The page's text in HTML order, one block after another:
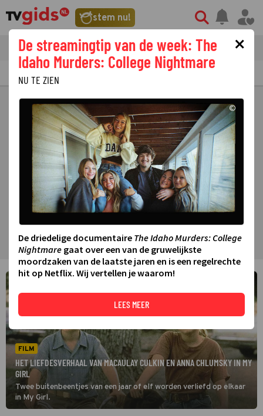
stem nu!
tvgids streaming nieuws
PRIMETIME GEMIST
FILM
HET LIEFDESVERHAAL VAN MACAULAY CULKIN EN ANNA CHLUMSKY IN MY
GIRL
Twee buitenbeentjes van een jaar of elf worden verliefd op elkaar
in My Girl.
×
De streamingtip van de week: The
Idaho Murders: College Nightmare
NU TE ZIEN
©
De driedelige documentaire The Idaho Murders: College
Nightmare gaat over een van de gruwelijkste
moordzaken van de laatste jaren en is een regelrechte
hit op Netflix. Wij vertellen je waarom!
LEES MEER